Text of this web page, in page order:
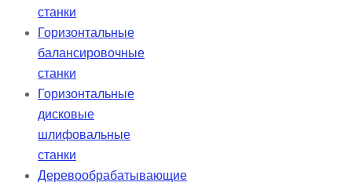
станки
Горизонтальные
балансировочные
станки
Горизонтальные
дисковые
шлифовальные
станки
Деревообрабатывающие